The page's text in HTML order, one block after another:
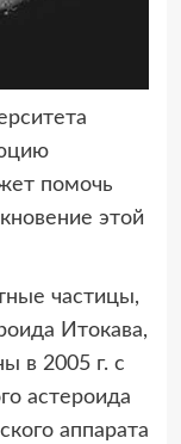
помочь
этой
частицы,
Итокава,
в 2005 г. с
астероида
аппарата